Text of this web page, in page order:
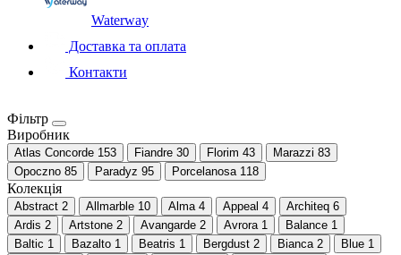
Waterway
Доставка та оплата
Контакти
Фільтр
Виробник
Atlas Concorde 153 Fiandre 30 Florim 43 Marazzi 83
Opoczno 85 Paradyz 95 Porcelanosa 118
Колекція
Abstract 2 Allmarble 10 Alma 4 Appeal 4 Architeq 6
Ardis 2 Artstone 2 Avangarde 2 Avrora 1 Balance 1
Baltic 1 Bazalto 1 Beatris 1 Bergdust 2 Bianca 2 Blue 1